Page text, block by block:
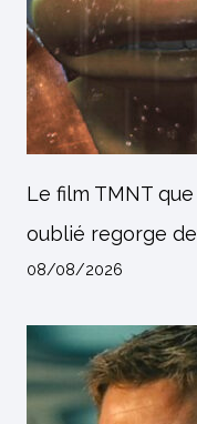
Le film TMNT
oublié regorge
08/08/2026